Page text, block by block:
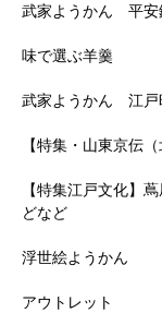
武家ようかん 平安
味で選ぶ羊羹
武家ようかん 江戸
【特集・山東京伝（
【特集江戸文化】
どなど
浮世絵ようかん
アウトレット